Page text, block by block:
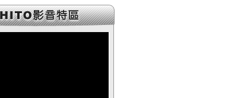
【HitFm正在進行】
(中部)